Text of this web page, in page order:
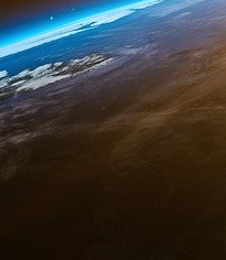
clients. » Les
après avoir admis
Fernand Develter,
ils au courant ? Le
doute », Niel ne
car, lors d’une